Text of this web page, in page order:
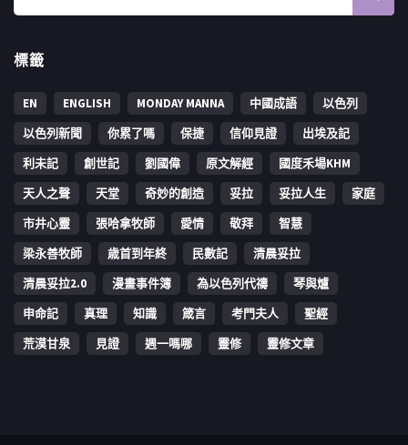
標籤
EN ENGLISH MONDAY MANNA 中國成語
以色列
以色列新聞
你累了嗎 保捷 信仰見證
出埃及記
利未記
創世記 劉國偉 原文解經
國度禾場KHM
天人之聲
天堂 奇妙的創造 妥拉 妥拉人生
家庭
市井心靈
張哈拿牧師 愛情 敬拜
智慧
梁永善牧師
歳首到年終 民數記
清晨妥拉
清晨妥拉2.0
漫畫事件簿 為以色列代禱
琴與爐
申命記
真理 知識 箴言 考門夫人
聖經
荒漠甘泉
見證 週一嗎哪 靈修 靈修文章